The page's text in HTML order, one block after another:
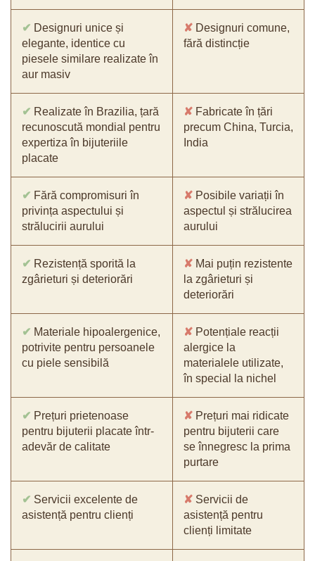
✔ Designuri unice și
elegante, identice cu
piesele similare realizate în
aur masiv
✘ Designuri comune,
fără distincție
✔ Realizate în Brazilia, țară
recunoscută mondial pentru
expertiza în bijuteriile
placate
✘ Fabricate în țări
precum China, Turcia,
India
✔ Fără compromisuri în
privința aspectului și
strălucirii aurului
✘ Posibile variații în
aspectul și strălucirea
aurului
✔ Rezistență sporită la
zgârieturi și deteriorări
✘ Mai puțin rezistente
la zgârieturi și
deteriorări
✔ Materiale hipoalergenice,
potrivite pentru persoanele
cu piele sensibilă
✘ Potențiale reacții
alergice la
materialele utilizate,
în special la nichel
✔ Prețuri prietenoase
pentru bijuterii placate într-
adevăr de calitate
✘ Prețuri mai ridicate
pentru bijuterii care
se înnegresc la prima
purtare
✔ Servicii excelente de
asistență pentru clienți
✘ Servicii de
asistență pentru
clienți limitate